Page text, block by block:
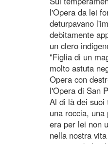
l'Opera da lei
deturpavano
debitamente
un clero
"Figlia di un
molto astuta
Opera con
l'Opera di San
Al di là dei suoi
una roccia,
era per lei non
nella nostra